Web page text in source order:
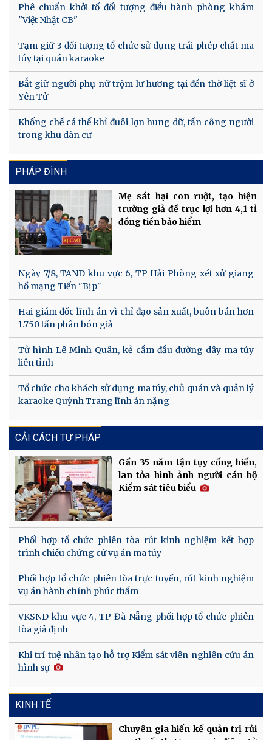
Phê chuẩn khởi tố đối tượng điều hành phòng khám
"Việt Nhật CB"
Tạm giữ 3 đối tượng tổ chức sử dụng trái phép chất ma
túy tại quán karaoke
Bắt giữ người phụ nữ trộm lư hương tại đền thờ liệt sĩ ở
Yên Tử
Khống chế cá thể khỉ đuôi lợn hung dữ, tấn công người
trong khu dân cư
PHÁP ĐÌNH
Mẹ sát hại con ruột, tạo hiện
trường giả để trục lợi hơn 4,1 tỉ
đồng tiền bảo hiểm
Ngày 7/8, TAND khu vực 6, TP Hải Phòng xét xử giang
hồ mạng Tiến "Bịp"
Hai giám đốc lĩnh án vì chỉ đạo sản xuất, buôn bán hơn
1.750 tấn phân bón giả
Tử hình Lê Minh Quân, kẻ cầm đầu đường dây ma túy
liên tỉnh
Tổ chức cho khách sử dụng ma túy, chủ quán và quản lý
karaoke Quỳnh Trang lĩnh án nặng
CẢI CÁCH TƯ PHÁP
Gần 35 năm tận tụy cống hiến,
lan tỏa hình ảnh người cán bộ
Kiểm sát tiêu biểu
Phối hợp tổ chức phiên tòa rút kinh nghiệm kết hợp
trình chiếu chứng cứ vụ án ma túy
Phối hợp tổ chức phiên tòa trực tuyến, rút kinh nghiệm
vụ án hành chính phúc thẩm
VKSND khu vực 4, TP Đà Nẵng phối hợp tổ chức phiên
tòa giả định
Khi trí tuệ nhân tạo hỗ trợ Kiểm sát viên nghiên cứu án
hình sự
KINH TẾ
Chuyên gia hiến kế quản trị rủi